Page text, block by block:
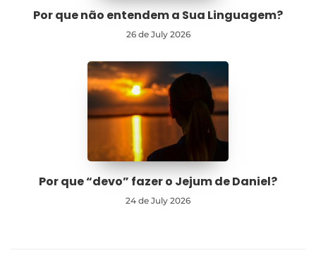
Por que não entendem a Sua Linguagem?
26 de July 2026
Por que “devo” fazer o Jejum de Daniel?
24 de July 2026